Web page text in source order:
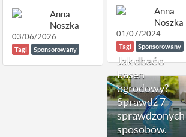
Anna
Noszka
03/06/2026
Tagi Sponsorowany
Anna
Noszka
01/07/2024
Tagi Sponsorowany
Jak dbać o
basen
ogrodowy?
Sprawdź 7
sprawdzonych
sposobów.